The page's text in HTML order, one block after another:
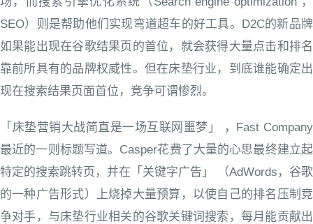
SEO）则是帮助他们实现弯道超车的好工具。D2C的新品牌
如果能出现在谷歌结果页的首位，就会获得大量点击和排名
靠前所具有的品牌权威性。但在床垫行业，到底谁能确定出
现在搜索结果页面首位，竞争可谓惨烈。
「床垫营销大战简直是一场互联网噩梦」 ，Fast Company
最近的一则标题写道。Casper花费了大量的心思最终建立起
特定的搜索跳转页，并在「关键字广告」 （AdWords，谷歌
的一种广告形式）上烧掉大量预算，以使自己的排名压制竞
争对手，与床垫行业相关的谷歌关键词搜索，每月能贡献出